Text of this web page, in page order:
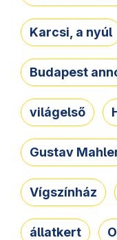
Karcsi, a nyúl
Budapest
világelső
Gustav
Vígszínház
állatkert